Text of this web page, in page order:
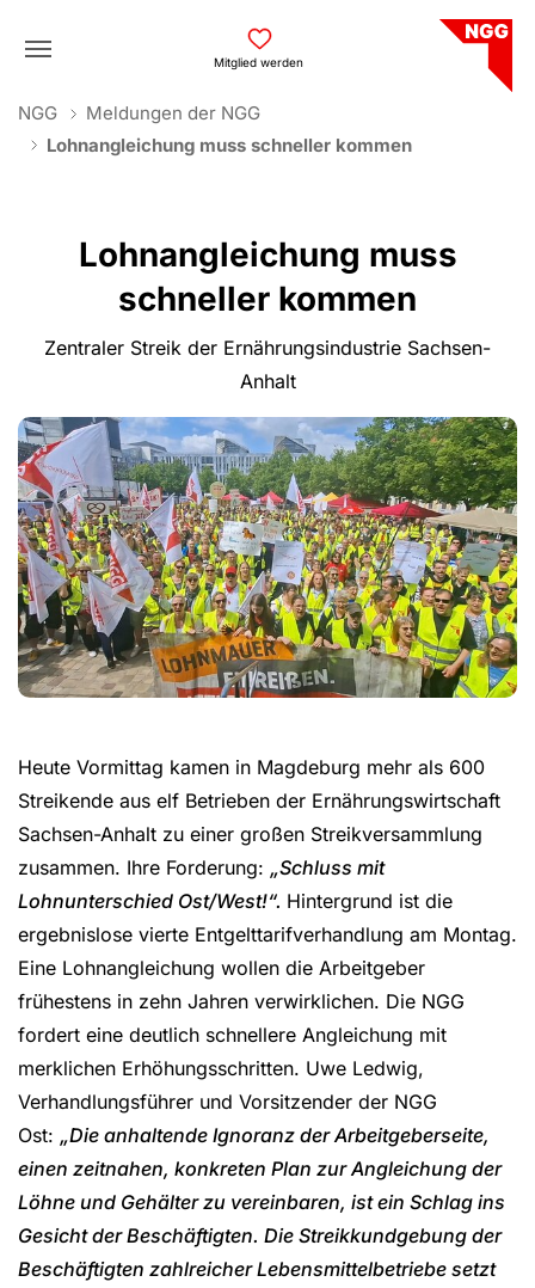
Mitglied werden
You are here:
NGG
Meldungen der NGG
Lohnangleichung muss schneller kommen
Lohnangleichung muss
schneller kommen
Zentraler Streik der Ernährungsindustrie Sachsen-
Anhalt
Heute Vormittag kamen in Magdeburg mehr als 600
Streikende aus elf Betrieben der Ernährungswirtschaft
Sachsen-Anhalt zu einer großen Streikversammlung
zusammen. Ihre Forderung: „Schluss mit
Lohnunterschied Ost/West!“. Hintergrund ist die
ergebnislose vierte Entgelttarifverhandlung am Montag.
Eine Lohnangleichung wollen die Arbeitgeber
frühestens in zehn Jahren verwirklichen. Die NGG
fordert eine deutlich schnellere Angleichung mit
merklichen Erhöhungsschritten. Uwe Ledwig,
Verhandlungsführer und Vorsitzender der NGG
Ost: „Die anhaltende Ignoranz der Arbeitgeberseite,
einen zeitnahen, konkreten Plan zur Angleichung der
Löhne und Gehälter zu vereinbaren, ist ein Schlag ins
Gesicht der Beschäftigten. Die Streikkundgebung der
Beschäftigten zahlreicher Lebensmittelbetriebe setzt